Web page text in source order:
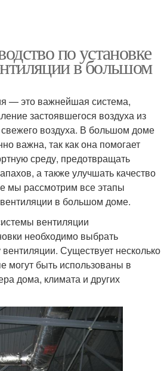
по установке
в большом
— это важнейшая система,
застоявшегося воздуха из
воздуха. В большом доме
важна, так как она помогает
среду, предотвращать
а также улучшать качество
мы рассмотрим все этапы
в большом доме.
вентиляции
необходимо выбрать
Существует несколько
могут быть использованы в
дома, климата и других